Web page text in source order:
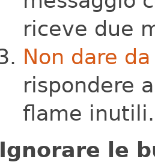
riceve due
Non dare
rispondere
flame inutili.
Ignorare le